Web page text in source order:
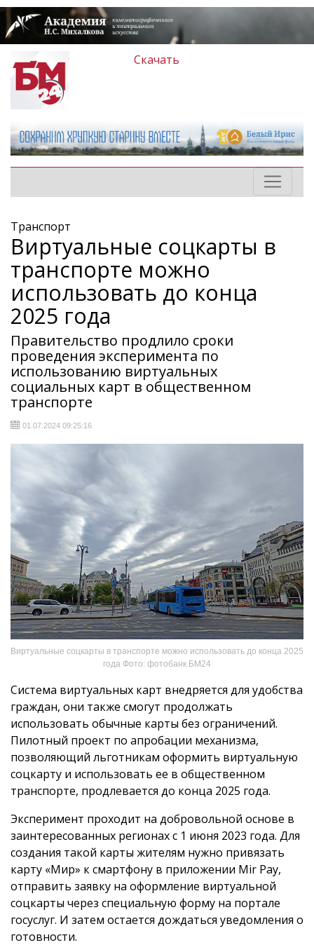
Скачать
Транспорт
Виртуальные соцкарты в
транспорте можно
использовать до конца
2025 года
Правительство продлило сроки
проведения эксперимента по
использованию виртуальных
социальных карт в общественном
транспорте
01.07.2024 09:25:16
Виртуальные соцкарты в транспорте можно использовать до конца 2025
года Фото: фотобанк БМ24
Система виртуальных карт внедряется для удобства
граждан, они также смогут продолжать
использовать обычные карты без ограничений.
Пилотный проект по апробации механизма,
позволяющий льготникам оформить виртуальную
соцкарту и использовать ее в общественном
транспорте, продлевается до конца 2025 года.
Эксперимент проходит на добровольной основе в
заинтересованных регионах с 1 июня 2023 года. Для
создания такой карты жителям нужно привязать
карту «Мир» к смартфону в приложении Mir Pay,
отправить заявку на оформление виртуальной
соцкарты через специальную форму на портале
госуслуг. И затем остается дождаться уведомления о
готовности.